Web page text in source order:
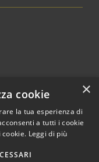
© 2026 • Comune di
×
cookie
la tua esperienza di
a tutti i cookie
Leggi di più